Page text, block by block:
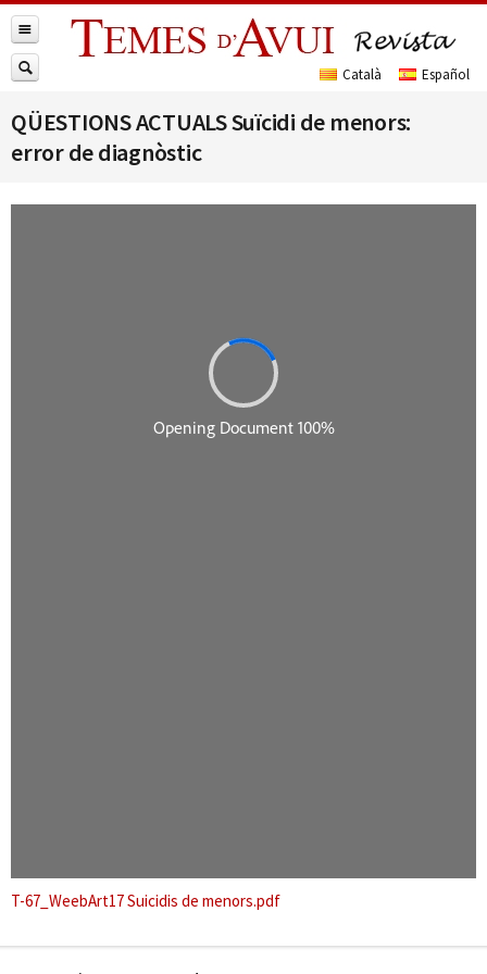
QÜESTIONS ACTUALS Suïcidi de menors:
error de diagnòstic
T-67_WeebArt17 Suicidis de menors.pdf